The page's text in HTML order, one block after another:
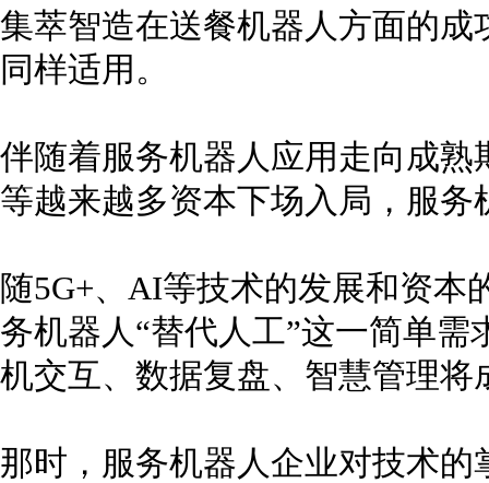
集萃智造在送餐机器人方面的
同样适用。
伴随着服务机器人应用走向成
等越来越多资本下场入局，服
随5G+、AI等技术的发展和资本
务机器人“替代人工”这一简单
机交互、数据复盘、智慧管理
那时，服务机器人企业对技术